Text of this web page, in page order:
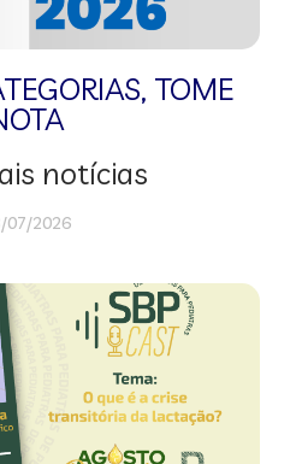
, TOME
notícias
07/2026